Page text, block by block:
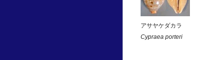
アサヤケダカラ
Cypraea porteri